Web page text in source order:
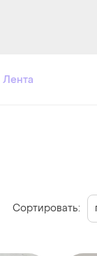
Лента
Сортировать: